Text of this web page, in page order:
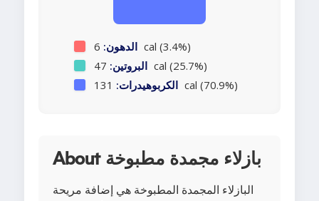
الدهون: 6 cal (3.4%)
البروتين: 47 cal (25.7%)
الكربوهيدرات: 131 cal (70.9%)
About بازلاء مجمدة مطبوخة
البازلاء المجمدة المطبوخة هي إضافة مريحة